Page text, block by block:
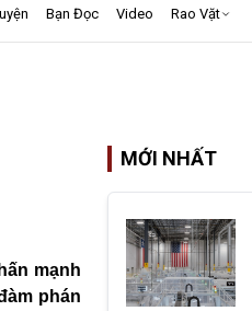
Bạn Đọc Video Rao Vặt
mạnh
phán
MỚI NHẤT